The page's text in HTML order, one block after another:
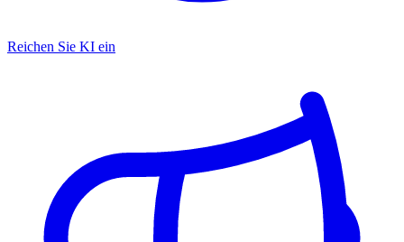
Reichen Sie KI ein